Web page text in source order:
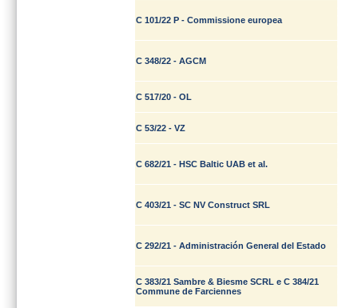
C 101/22 P - Commissione europea
C 348/22 - AGCM
C 517/20 - OL
C 53/22 - VZ
C 682/21 - HSC Baltic UAB et al.
C 403/21 - SC NV Construct SRL
C 292/21 - Administración General del Estado
C 383/21 Sambre & Biesme SCRL e C 384/21
Commune de Farciennes